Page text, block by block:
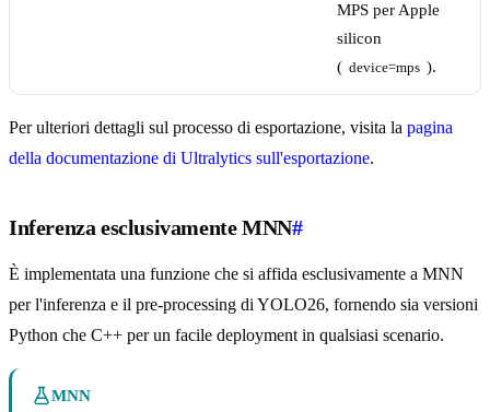
MPS per Apple
silicon
( device=mps ).
Per ulteriori dettagli sul processo di esportazione, visita la pagina
della documentazione di Ultralytics sull'esportazione.
Inferenza esclusivamente MNN#
È implementata una funzione che si affida esclusivamente a MNN
per l'inferenza e il pre-processing di YOLO26, fornendo sia versioni
Python che C++ per un facile deployment in qualsiasi scenario.
MNN